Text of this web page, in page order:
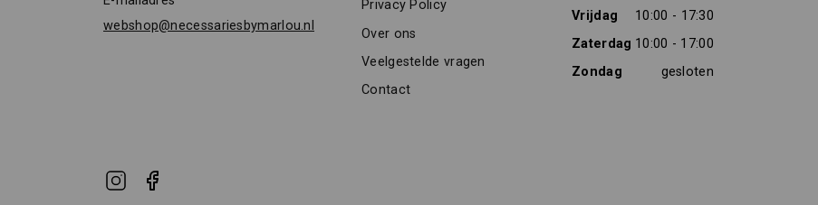
webshop@necessariesbymarlou.nl
Privacy Policy
Over ons
Veelgestelde vragen
Contact
Vrijdag
10:00 - 17:30
Zaterdag 10:00 - 17:00
Zondag
gesloten